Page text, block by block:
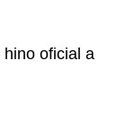
oficial a